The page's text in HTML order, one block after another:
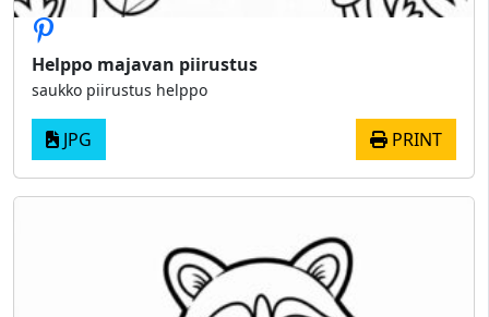
Helppo majavan piirustus
saukko piirustus helppo
JPG PRINT